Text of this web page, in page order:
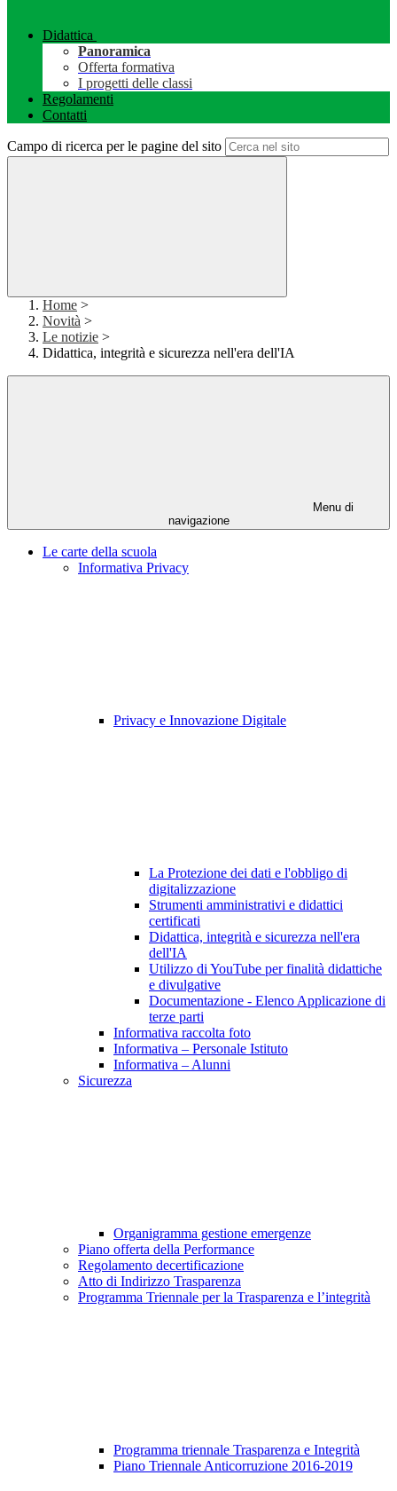
Didattica
Panoramica
Offerta formativa
I progetti delle classi
Regolamenti
Contatti
Campo di ricerca per le pagine del sito
Home >
Novità >
Le notizie >
Didattica, integrità e sicurezza nell'era dell'IA
Menu di
navigazione
Le carte della scuola
Informativa Privacy
Privacy e Innovazione Digitale
La Protezione dei dati e l'obbligo di
digitalizzazione
Strumenti amministrativi e didattici
certificati
Didattica, integrità e sicurezza nell'era
dell'IA
Utilizzo di YouTube per finalità didattiche
e divulgative
Documentazione - Elenco Applicazione di
terze parti
Informativa raccolta foto
Informativa – Personale Istituto
Informativa – Alunni
Sicurezza
Organigramma gestione emergenze
Piano offerta della Performance
Regolamento decertificazione
Atto di Indirizzo Trasparenza
Programma Triennale per la Trasparenza e l’integrità
Programma triennale Trasparenza e Integrità
Piano Triennale Anticorruzione 2016-2019